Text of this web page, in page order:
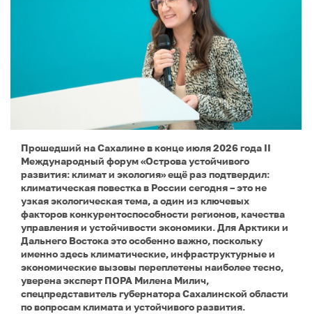
Прошедший на Сахалине в конце июля 2026 года II
Международный форум «Острова устойчивого
развития: климат и экология» ещё раз подтвердил:
климатическая повестка в России сегодня – это не
узкая экологическая тема, а один из ключевых
факторов конкурентоспособности регионов, качества
управления и устойчивости экономики. Для Арктики и
Дальнего Востока это особенно важно, поскольку
именно здесь климатические, инфраструктурные и
экономические вызовы переплетены наиболее тесно,
уверена эксперт ПОРА Милена Милич,
спецпредставитель губернатора Сахалинской области
по вопросам климата и устойчивого развития.